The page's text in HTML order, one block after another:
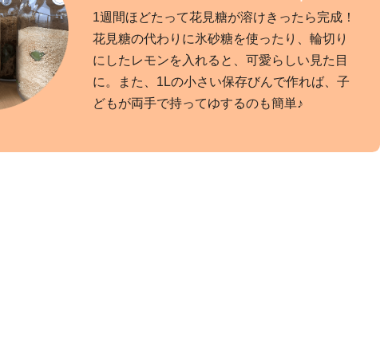
1週間ほどたって花見糖が溶けきったら完成！
花見糖の代わりに氷砂糖を使ったり、輪切り
にしたレモンを入れると、可愛らしい見た目
に。また、1Lの小さい保存びんで作れば、子
どもが両手で持ってゆするのも簡単♪